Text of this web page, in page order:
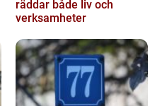
räddar både liv och
verksamheter